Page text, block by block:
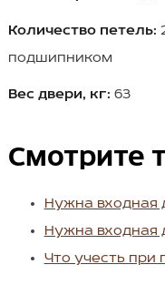
Количество петель:
подшипником
Вес двери, кг: 63
Смотрите
Нужна входная
Нужна входная
Что учесть при